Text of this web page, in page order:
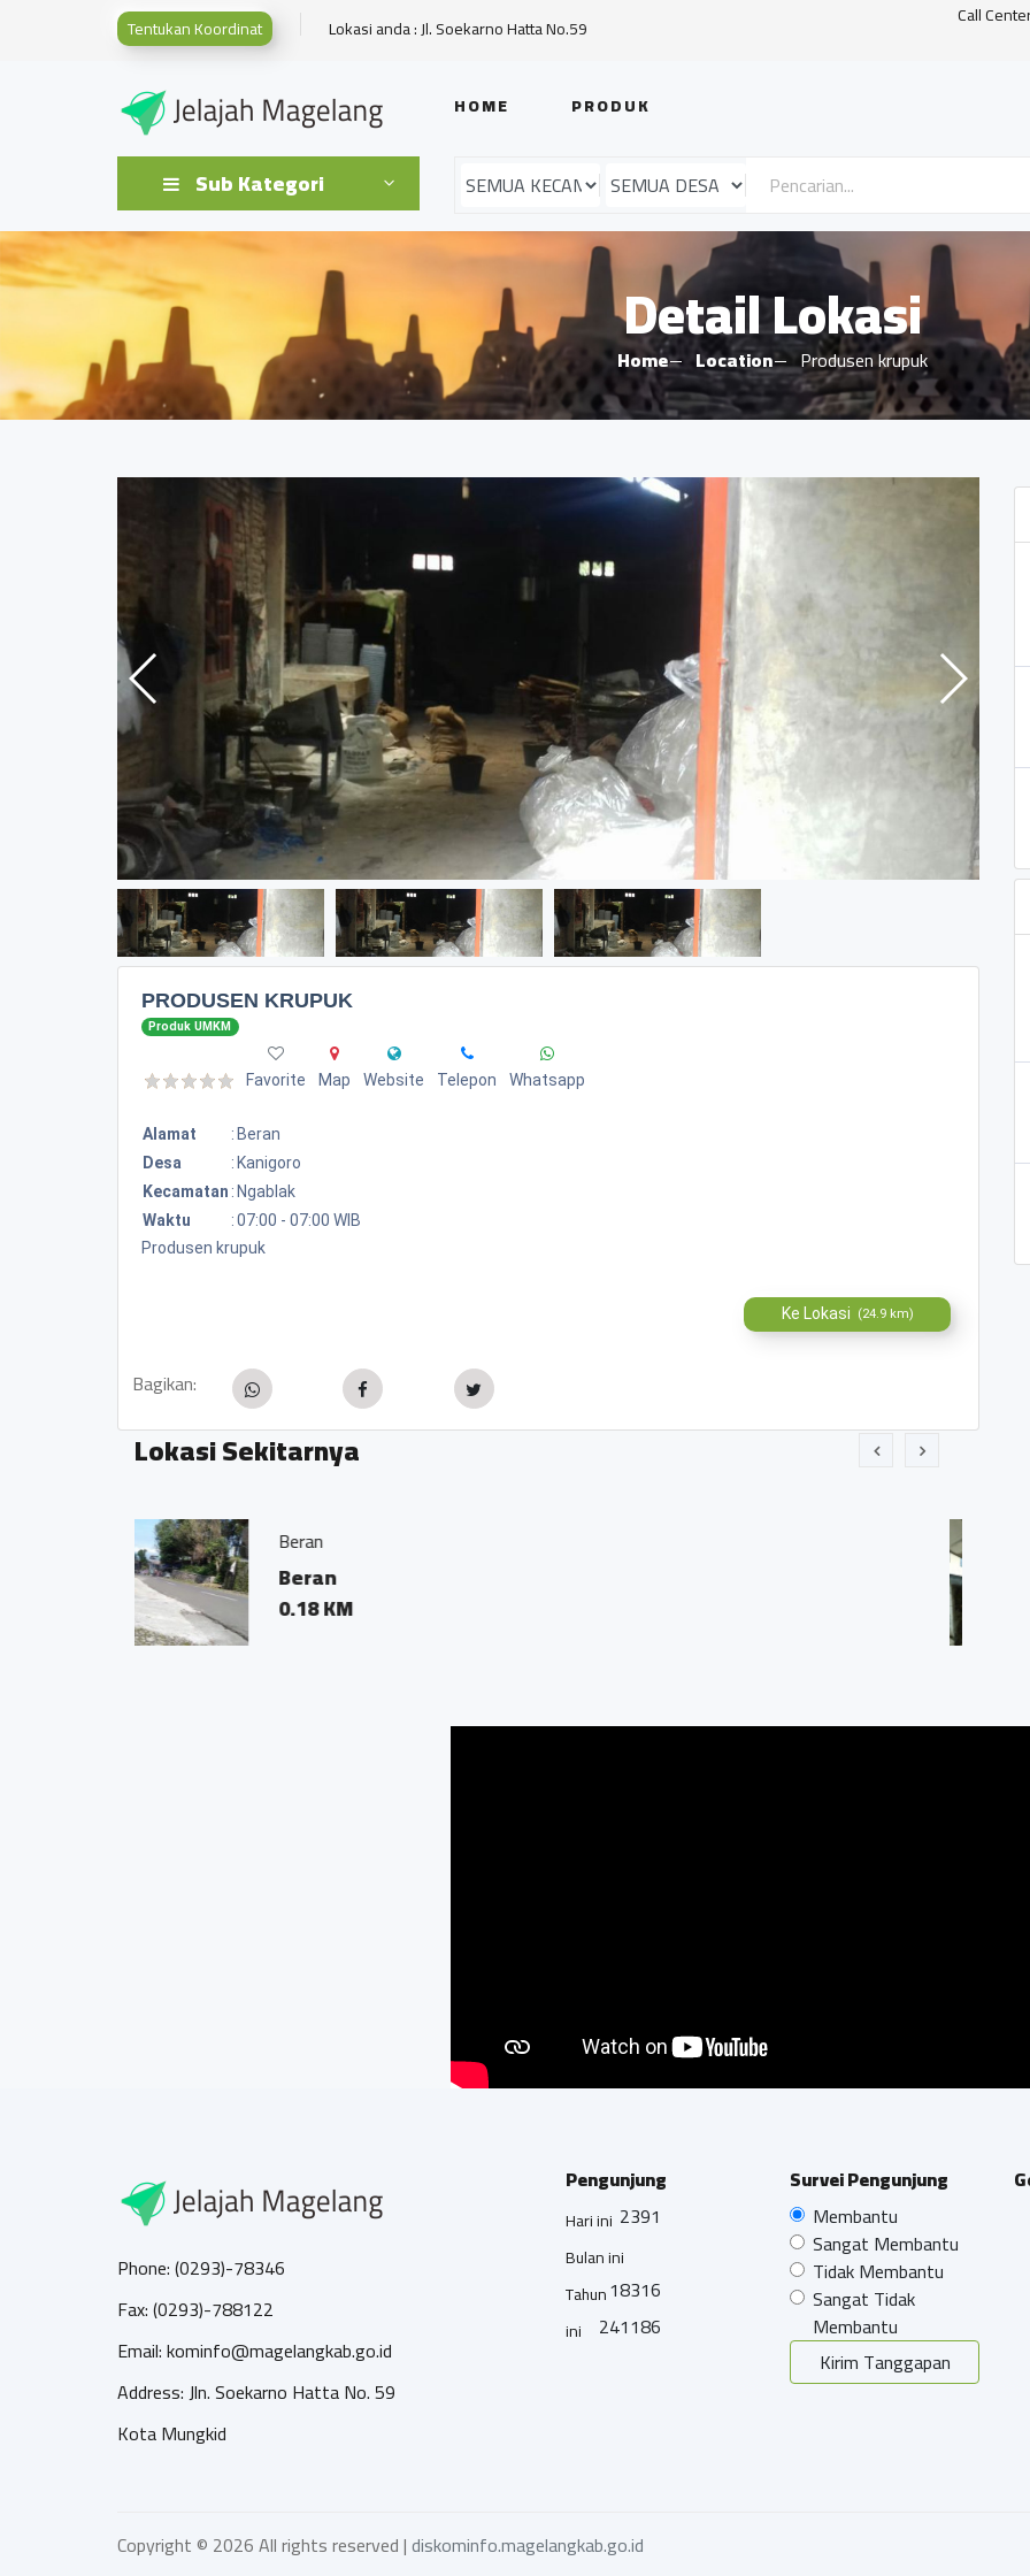
Tentukan Koordinat Lokasi anda : Jl. Soekarno Hatta No.59 Call
HOME PRODUK
Sub Kategori
Detail Lokasi
Home Location Produsen krupuk
PRODUSEN KRUPUK
Produk UMKM
Favorite Map Website Telepon Whatsapp
Alamat : Beran
Desa
: Kanigoro
Kecamatan : Ngablak
Waktu
:07:00 - 07:00 WIB
Produsen krupuk
Ke Lokasi (24.9 km)
Bagikan:
Lokasi Sekitarnya
Phone: (0293)-78346
Fax: (0293)-788122
Email: kominfo@magelangkab.go.id
Address: Jln. Soekarno Hatta No. 59
Kota Mungkid
Pengunjung
Hari ini 2391
Bulan ini
18316
Tahun
ini
241186
Survei Pengunjung
Membantu
Sangat Membantu
Tidak Membantu
Sangat Tidak
Membantu
Kirim Tanggapan
Copyright © 2026 All rights reserved |diskominfo.magelangkab.go.id